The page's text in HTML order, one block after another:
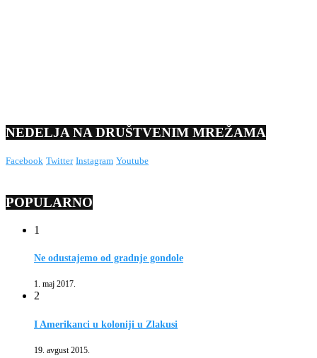
NEDELJA NA DRUŠTVENIM MREŽAMA
Facebook Twitter Instagram Youtube
POPULARNO
1
Ne odustajemo od gradnje gondole
1. maj 2017.
2
I Amerikanci u koloniji u Zlakusi
19. avgust 2015.